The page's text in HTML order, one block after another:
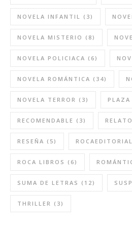
NOVELA INFANTIL (3)
NOVELA MISTERIO (8)
NOVELA POLICIACA (6)
NOVELA ROMÁNTICA (34)
NOVELA TERROR (3) PLAZA
RECOMENDABLE (3)
RESEÑA (5) ROCAEDITORIAL
ROCA LIBROS (6)
SUMA DE LETRAS (12)
THRILLER (3)